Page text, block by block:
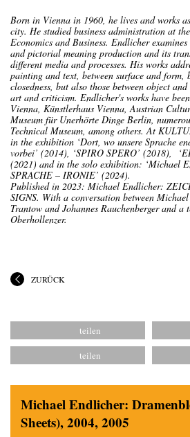
Born in Vienna in 1960, he lives and works
city. He studied business administration at
Economics and Business. Endlicher
and pictorial meaning production and its
different media and processes. His works
painting and text, between surface and form,
closedness, but also those between object
art and criticism. Endlicher's works have
Vienna, Künstlerhaus Vienna, Austrian
Museum für Unerhörte Dinge Berlin,
Technical Museum, among others. At
in the exhibition ‘Dort, wo unsere Sprache
vorbei’ (2014), ‘SPIRO SPERO’ (2018),
(2021) and in the solo exhibition: ‘Michael
SPRACHE – IRONIE’ (2024).
Published in 2023: Michael Endlicher:
SIGNS. With a conversation between
Trantow and Johannes Rauchenberger and a
Oberhollenzer.
ZURÜCK
Michael Endlicher:
Sheets), 2004, 2005